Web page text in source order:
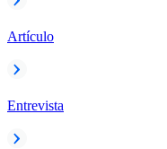
Artículo
Entrevista